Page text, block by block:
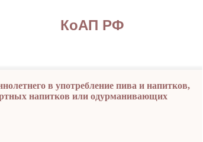
КоАП РФ
в употребление пива и напитков,
напитков или одурманивающих